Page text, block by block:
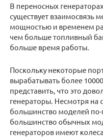
В переносных
существует взаимосвязь
мощностью и временем
чем больше топливный
больше время работы.
Поскольку некоторые
вырабатывать более
представить, что это
генераторы. Несмотря на
большинство моделей
большинство обычных
генераторов имеют